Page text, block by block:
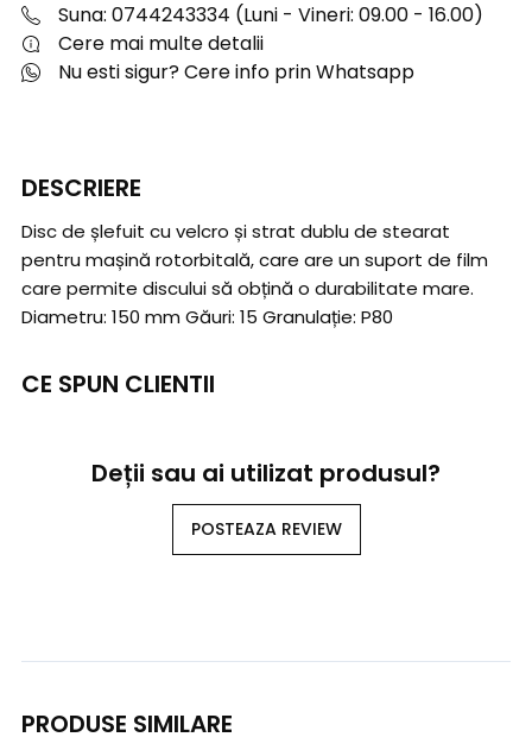
Suna: 0744243334 (Luni - Vineri: 09.00 - 16.00)
Cere mai multe detalii
Nu esti sigur? Cere info prin Whatsapp
DESCRIERE
Disc de șlefuit cu velcro și strat dublu de stearat
pentru mașină rotorbitală, care are un suport de film
care permite discului să obțină o durabilitate mare.
Diametru: 150 mm Găuri: 15 Granulație: P80
CE SPUN CLIENTII
Deții sau ai utilizat produsul?
POSTEAZA REVIEW
PRODUSE SIMILARE